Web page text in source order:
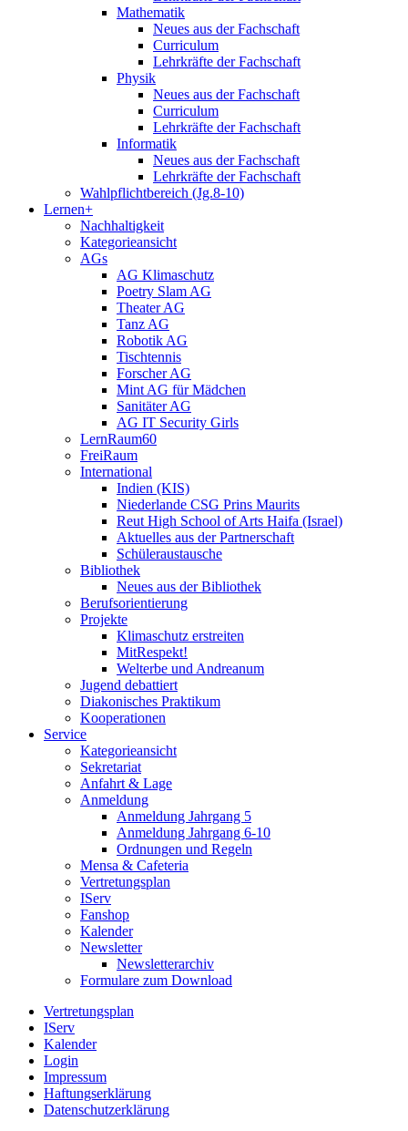
Mathematik
Neues aus der Fachschaft
Curriculum
Lehrkräfte der Fachschaft
Physik
Neues aus der Fachschaft
Curriculum
Lehrkräfte der Fachschaft
Informatik
Neues aus der Fachschaft
Lehrkräfte der Fachschaft
Wahlpflichtbereich (Jg.8-10)
Lernen+
Nachhaltigkeit
Kategorieansicht
AGs
AG Klimaschutz
Poetry Slam AG
Theater AG
Tanz AG
Robotik AG
Tischtennis
Forscher AG
Mint AG für Mädchen
Sanitäter AG
AG IT Security Girls
LernRaum60
FreiRaum
International
Indien (KIS)
Niederlande CSG Prins Maurits
Reut High School of Arts Haifa (Israel)
Aktuelles aus der Partnerschaft
Schüleraustausche
Bibliothek
Neues aus der Bibliothek
Berufsorientierung
Projekte
Klimaschutz erstreiten
MitRespekt!
Welterbe und Andreanum
Jugend debattiert
Diakonisches Praktikum
Kooperationen
Service
Kategorieansicht
Sekretariat
Anfahrt & Lage
Anmeldung
Anmeldung Jahrgang 5
Anmeldung Jahrgang 6-10
Ordnungen und Regeln
Mensa & Cafeteria
Vertretungsplan
IServ
Fanshop
Kalender
Newsletter
Newsletterarchiv
Formulare zum Download
Vertretungsplan
IServ
Kalender
Login
Impressum
Haftungserklärung
Datenschutzerklärung